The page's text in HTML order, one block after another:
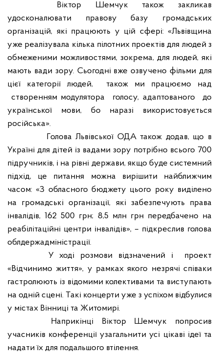
Віктор Шемчук також закликав
удосконалювати правову базу громадських
організацій, які працюють у цій сфері: «Львівщина
уже реалізувала кілька пілотних проектів для людей з
обмеженими можливостями, зокрема, для людей, які
мають вади зору. Сьогодні вже озвучено фільми для
цієї категорії людей, також ми працюємо над
створенням модулятора голосу, адаптованого до
української мови, бо наразі використовується
російська».
Голова Львівської ОДА також додав, що в
Україні для дітей із вадами зору потрібно всього 700
підручників, і на рівні держави, якщо буде системний
підхід, це питання можна вирішити найближчим
часом: «З обласного бюджету цього року виділено
на громадські організації, які забезпечують права
інвалідів, 162 500 грн; 8,5 млн грн передбачено на
реабілітаційні центри інвалідів», – підкреслив голова
облдержадміністрації.
Уході розмови відзначений і проект
«Відчинимо життя», у рамках якого незрячі співаки
гастролюють із відомими колективами та виступають
на одній сцені. Такі концерти уже з успіхом відбулися
у містах Вінниці та Житомирі.
Наприкінці Віктор Шемчук попросив
учасників конференції узагальнити усі цікаві ідеї та
надати їх для подальшого втілення.